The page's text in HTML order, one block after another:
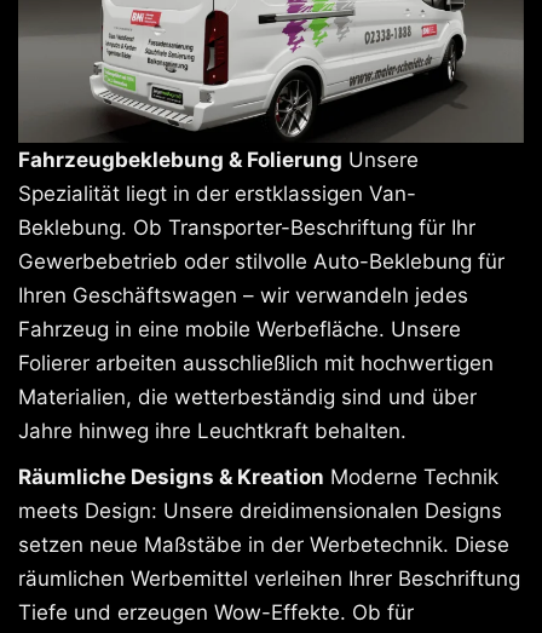
Fahrzeugbeklebung & Folierung Unsere
Spezialität liegt in der erstklassigen Van-
Beklebung. Ob Transporter-Beschriftung für Ihr
Gewerbebetrieb oder stilvolle Auto-Beklebung für
Ihren Geschäftswagen – wir verwandeln jedes
Fahrzeug in eine mobile Werbefläche. Unsere
Folierer arbeiten ausschließlich mit hochwertigen
Materialien, die wetterbeständig sind und über
Jahre hinweg ihre Leuchtkraft behalten.
Räumliche Designs & Kreation Moderne Technik
meets Design: Unsere dreidimensionalen Designs
setzen neue Maßstäbe in der Werbetechnik. Diese
räumlichen Werbemittel verleihen Ihrer Beschriftung
Tiefe und erzeugen Wow-Effekte. Ob für